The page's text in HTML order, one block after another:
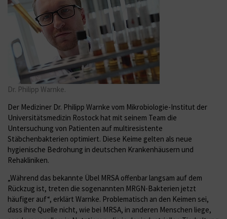
Dr. Philipp Warnke.
Der Mediziner Dr. Philipp Warnke vom Mikrobiologie-Institut der
Universitätsmedizin Rostock hat mit seinem Team die
Untersuchung von Patienten auf multiresistente
Stäbchenbakterien optimiert. Diese Keime gelten als neue
hygienische Bedrohung in deutschen Krankenhäusern und
Rehakliniken.
„Während das bekannte Übel MRSA offenbar langsam auf dem
Rückzug ist, treten die sogenannten MRGN-Bakterien jetzt
häufiger auf“, erklärt Warnke. Problematisch an den Keimen sei,
dass ihre Quelle nicht, wie bei MRSA, in anderen Menschen liege,